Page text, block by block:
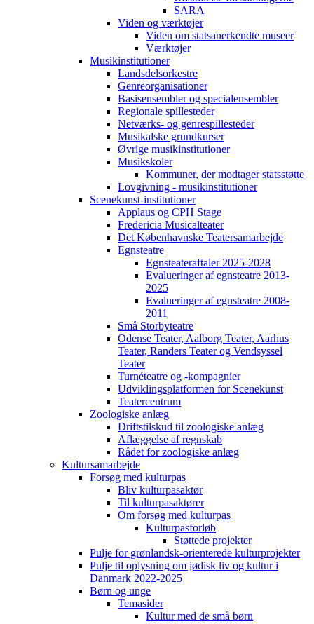
SARA
Viden og værktøjer
Viden om statsanerkendte museer
Værktøjer
Musikinstitutioner
Landsdelsorkestre
Genreorganisationer
Basisensembler og specialensembler
Regionale spillesteder
Netværks- og genrespillesteder
Musikalske grundkurser
Øvrige musikinstitutioner
Musikskoler
Kommuner, der modtager statsstøtte
Lovgivning - musikinstitutioner
Scenekunst-institutioner
Applaus og CPH Stage
Fredericia Musicalteater
Det Københavnske Teatersamarbejde
Egnsteatre
Egnsteateraftaler 2025-2028
Evalueringer af egnsteatre 2013-
2025
Evalueringer af egnsteatre 2008-
2011
Små Storbyteatre
Odense Teater, Aalborg Teater, Aarhus
Teater, Randers Teater og Vendsyssel
Teater
Turnéteatre og -kompagnier
Udviklingsplatformen for Scenekunst
Teatercentrum
Zoologiske anlæg
Driftstilskud til zoologiske anlæg
Aflæggelse af regnskab
Rådet for zoologiske anlæg
Kultursamarbejde
Forsøg med kulturpas
Bliv kulturpasaktør
Til kulturpasaktører
Om forsøg med kulturpas
Kulturpasforløb
Støttede projekter
Pulje for grønlandsk-orienterede kulturprojekter
Pulje til oplysning om jødisk liv og kultur i
Danmark 2022-2025
Børn og unge
Temasider
Kultur med de små børn